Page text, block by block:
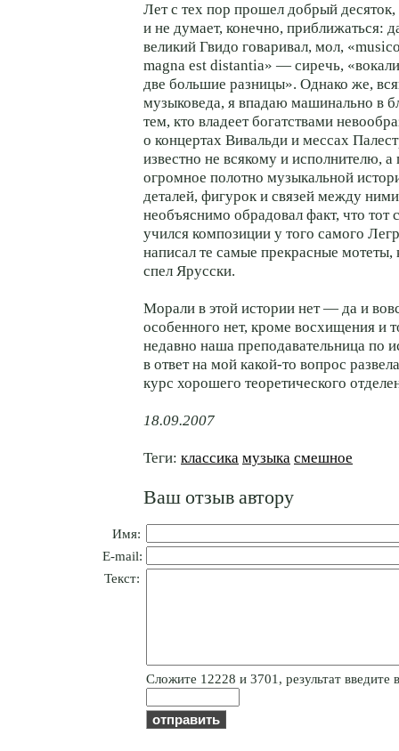
Лет с тех пор прошел добрый
и не думает, конечно, приближаться:
великий Гвидо говаривал, мол,
magna est distantia» — сиречь,
две большие разницы». Однако же,
музыковеда, я впадаю машинально в
тем, кто владеет богатствами
о концертах Вивальди и мессах
известно не всякому и исполнителю,
огромное полотно музыкальной
деталей, фигурок и связей между
необъяснимо обрадовал факт, что тот
учился композиции у того самого
написал те самые прекрасные мотеты,
спел Ярусски.
Морали в этой истории нет — да и
особенного нет, кроме восхищения и
недавно наша преподавательница по
в ответ на мой какой-то вопрос
курс хорошего теоретического
18.09.2007
Теги: классика музыка смешное
Ваш отзыв автору
Имя:
E-mail:
Текст:
Cлoжитe 12228 и 3701, результат введите